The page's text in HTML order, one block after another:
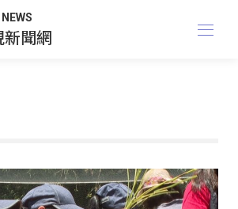
聞網